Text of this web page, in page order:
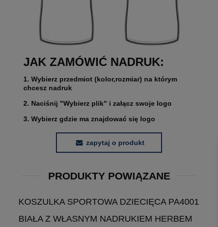
JAK ZAMÓWIĆ NADRUK:
1. Wybierz przedmiot (kolor,rozmiar) na którym
chcesz nadruk
2. Naciśnij "Wybierz plik" i załącz swoje logo
3. Wybierz gdzie ma znajdować się logo
zapytaj o produkt
PRODUKTY POWIĄZANE
KOSZULKA SPORTOWA DZIECIĘCA PA4001
BIAŁA Z WŁASNYM NADRUKIEM HERBEM